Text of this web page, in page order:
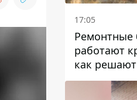
17:05
Ремонтные
работают
как
водой в
громаде